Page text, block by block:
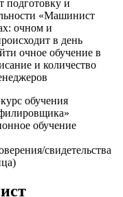
подготовку и
«Машинист
очном и
в день
очное обучение в
и количество
обучения
обучение
свидетельства